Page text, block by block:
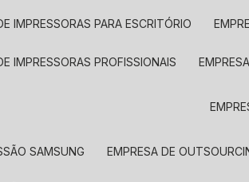
IMPRESSORAS PARA ESCRITÓRIO
IMPRESSORAS PROFISSIONAIS
SAMSUNG EMPRESA DE